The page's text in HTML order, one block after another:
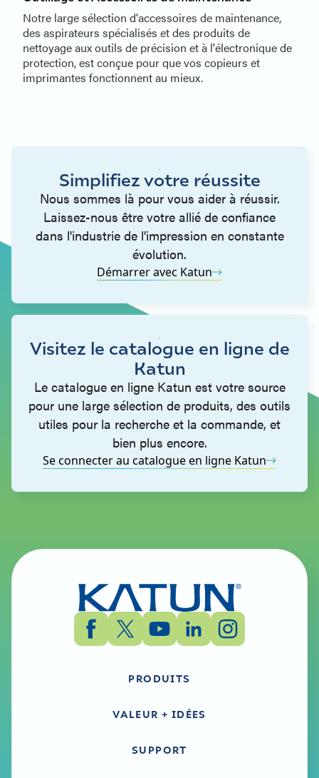
Notre large sélection d'accessoires de maintenance,
des aspirateurs spécialisés et des produits de
nettoyage aux outils de précision et à l'électronique de
protection, est conçue pour que vos copieurs et
imprimantes fonctionnent au mieux.
Simplifiez votre réussite
Nous sommes là pour vous aider à réussir.
Laissez-nous être votre allié de confiance
dans l'industrie de l'impression en constante
évolution.
Démarrer avec Katun
Visitez le catalogue en ligne de
Katun
Le catalogue en ligne Katun est votre source
pour une large sélection de produits, des outils
utiles pour la recherche et la commande, et
bien plus encore.
Se connecter au catalogue en ligne Katun
PRODUITS
VALEUR + IDÉES
SUPPORT